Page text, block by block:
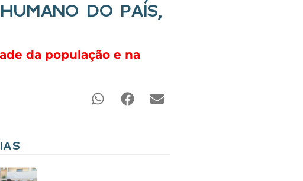
DO PAÍS,
da população e na